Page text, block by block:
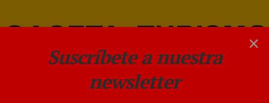
×
Suscríbete a nuestra
newsletter